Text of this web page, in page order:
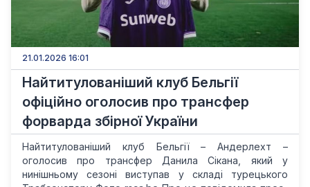
21.01.2026 16:01
Найтитулованіший клуб Бельгії
офіційно оголосив про трансфер
форварда збірної України
Найтитулованіший клуб Бельгії – Андерлехт –
оголосив про трансфер Данила Сікана, який у
нинішньому сезоні виступав у складі турецького